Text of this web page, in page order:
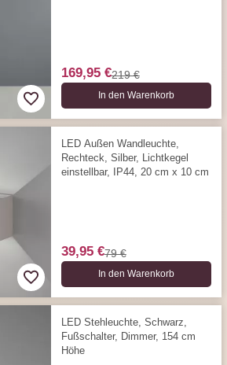
169,95 €219 €
In den Warenkorb
LED Außen Wandleuchte,
Rechteck, Silber, Lichtkegel
einstellbar, IP44, 20 cm x 10 cm
39,95 €79 €
In den Warenkorb
LED Stehleuchte, Schwarz,
Fußschalter, Dimmer, 154 cm
Höhe